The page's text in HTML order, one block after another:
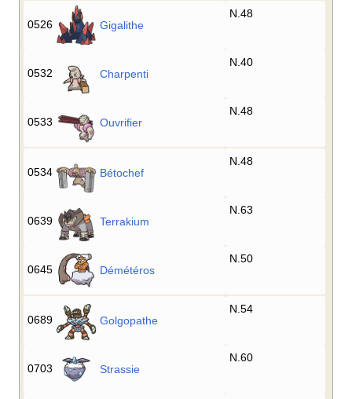
0526 Gigalithe
N.48
0532 Charpenti
N.40
0533 Ouvrifier
N.48
0534 Bétochef
N.48
0639 Terrakium
N.63
0645 Démétéros
N.50
0689 Golgopathe
N.54
0703 Strassie
N.60